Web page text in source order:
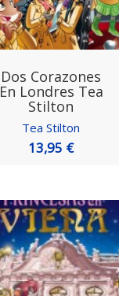
Dos Corazones
En Londres Tea
Stilton
Tea Stilton
13,95 €